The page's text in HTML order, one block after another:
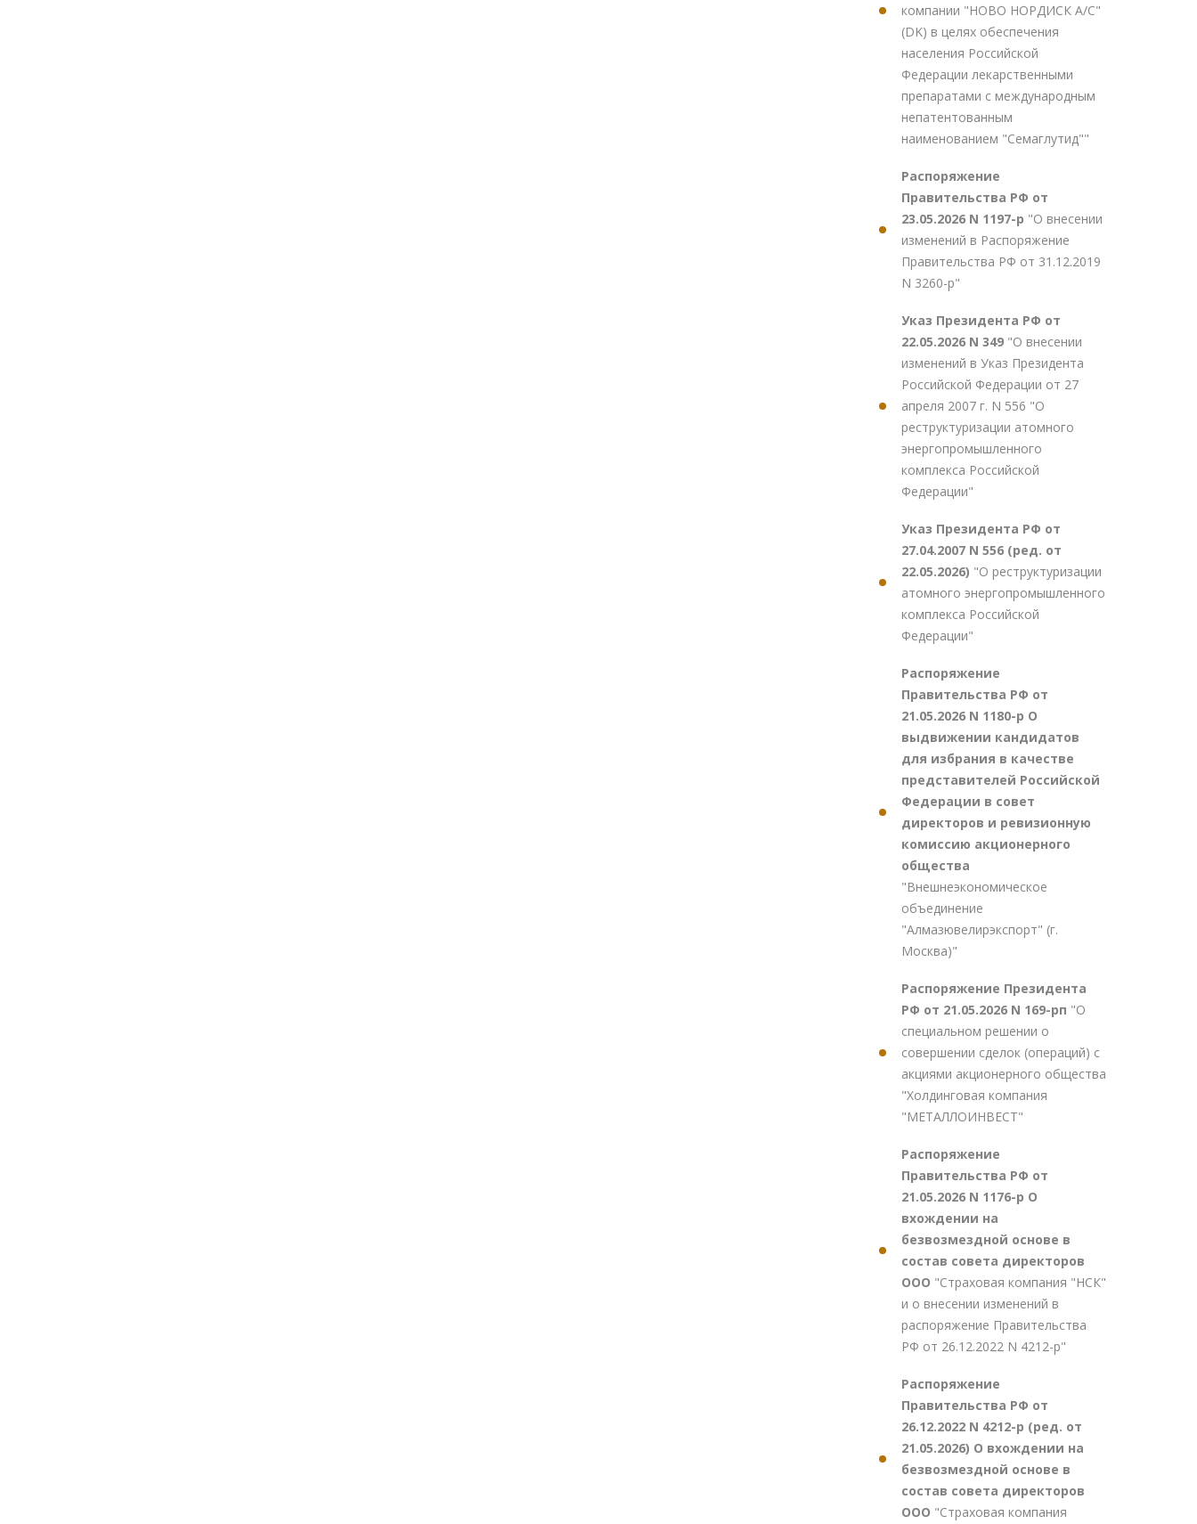
компании "НОВО НОРДИСК А/С"
(DK) в целях обеспечения
населения Российской
Федерации лекарственными
препаратами с международным
непатентованным
наименованием "Семаглутид""
Распоряжение
Правительства РФ от
23.05.2026 N 1197-р "О внесении
изменений в Распоряжение
Правительства РФ от 31.12.2019
N 3260-р"
Указ Президента РФ от
22.05.2026 N 349 "О внесении
изменений в Указ Президента
Российской Федерации от 27
апреля 2007 г. N 556 "О
реструктуризации атомного
энергопромышленного
комплекса Российской
Федерации"
Указ Президента РФ от
27.04.2007 N 556 (ред. от
22.05.2026) "О реструктуризации
атомного энергопромышленного
комплекса Российской
Федерации"
Распоряжение
Правительства РФ от
21.05.2026 N 1180-р О
выдвижении кандидатов
для избрания в качестве
представителей Российской
Федерации в совет
директоров и ревизионную
комиссию акционерного
общества
"Внешнеэкономическое
объединение
"Алмазювелирэкспорт" (г.
Москва)"
Распоряжение Президента
РФ от 21.05.2026 N 169-рп "О
специальном решении о
совершении сделок (операций) с
акциями акционерного общества
"Холдинговая компания
"МЕТАЛЛОИНВЕСТ"
Распоряжение
Правительства РФ от
21.05.2026 N 1176-р О
вхождении на
безвозмездной основе в
состав совета директоров
ООО "Страховая компания "НСК"
и о внесении изменений в
распоряжение Правительства
РФ от 26.12.2022 N 4212-р"
Распоряжение
Правительства РФ от
26.12.2022 N 4212-р (ред. от
21.05.2026) О вхождении на
безвозмездной основе в
состав совета директоров
ООО "Страховая компания